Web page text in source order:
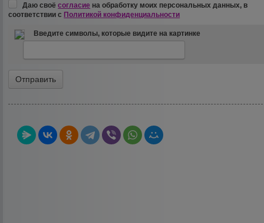
Даю своёсогласие на обработку моих персональных данных, в
соответствии с Политикой конфиденциальности
Введите символы, которые видите на картинке